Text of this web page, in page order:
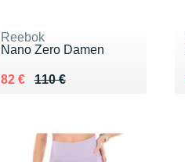
Reebok
Nano Zero Damen
110 €
Au lieu de 110 €
82 €
Vendu 82 €